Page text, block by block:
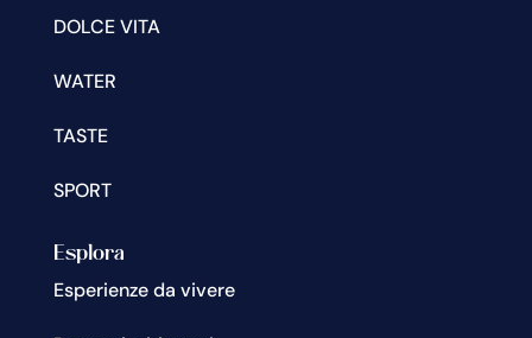
DOLCE VITA
WATER
TASTE
SPORT
Esplora
Esperienze da vivere